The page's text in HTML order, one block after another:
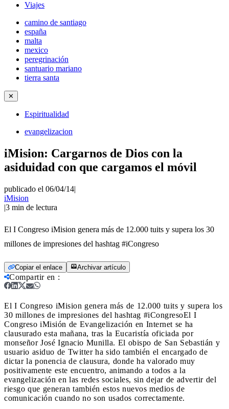
Viajes
camino de santiago
españa
malta
mexico
peregrinación
santuario mariano
tierra santa
✕
Espiritualidad
evangelizacion
iMision: Cargarnos de Dios con la
asiduidad con que cargamos el móvil
publicado el 06/04/14|
iMision
|3 min de lectura
El I Congreso iMision genera más de 12.000 tuits y supera los 30
millones de impresiones del hashtag #iCongreso
Copiar el enlace Archivar artículo
Compartir en :
El I Congreso iMision genera más de 12.000 tuits y supera los
30 millones de impresiones del hashtag #iCongresoEl I
Congreso iMisión de Evangelización en Internet se ha
clausurado esta mañana, tras la Eucaristía oficiada por
monseñor José Ignacio Munilla. El obispo de San Sebastián y
usuario asiduo de Twitter ha sido también el encargado de
dictar la ponencia de clausura, donde ha valorado muy
positivamente este encuentro, animando a todos a la
evangelización en las redes sociales, sin dejar de advertir del
riesgo que generan también estos nuevos medios de
comunicación cuando no son usados correctamente.